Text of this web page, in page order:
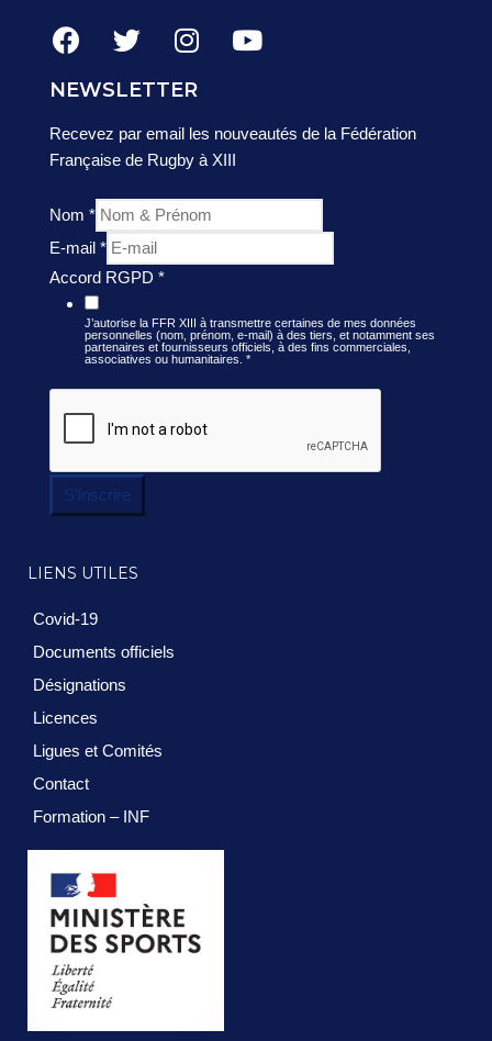
NEWSLETTER
Recevez par email les nouveautés de la Fédération
Française de Rugby à XIII
Nom *
E-mail *
Accord RGPD *
J’autorise la FFR XIII à transmettre certaines de mes données
personnelles (nom, prénom, e-mail) à des tiers, et notamment ses
partenaires et fournisseurs officiels, à des fins commerciales,
associatives ou humanitaires. *
S'inscrire
LIENS UTILES
Covid-19
Documents officiels
Désignations
Licences
Ligues et Comités
Contact
Formation – INF